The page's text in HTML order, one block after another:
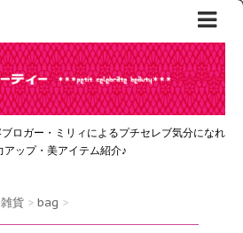
ロガー・ミリィによるプチセレブ気分になれ
アップ・美アイテム紹介♪
貨 > bag >